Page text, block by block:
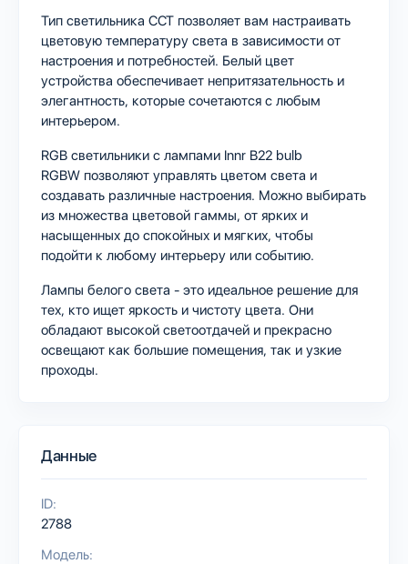
Тип светильника CCT позволяет вам настраивать
цветовую температуру света в зависимости от
настроения и потребностей. Белый цвет
устройства обеспечивает непритязательность и
элегантность, которые сочетаются с любым
интерьером.
RGB светильники с лампами Innr B22 bulb
RGBW позволяют управлять цветом света и
создавать различные настроения. Можно выбирать
из множества цветовой гаммы, от ярких и
насыщенных до спокойных и мягких, чтобы
подойти к любому интерьеру или событию.
Лампы белого света - это идеальное решение для
тех, кто ищет яркость и чистоту цвета. Они
обладают высокой светоотдачей и прекрасно
освещают как большие помещения, так и узкие
проходы.
Данные
ID:
2788
Модель: